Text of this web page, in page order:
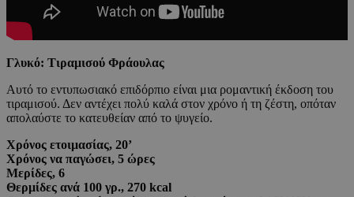
Γλυκό: Τιραμισού Φράουλας
Αυτό το εντυπωσιακό επιδόρπιο είναι μια ρομαντική έκδοση του
τιραμισού. Δεν αντέχει πολύ καλά στον χρόνο ή τη ζέστη, οπόταν
απολαύστε το κατευθείαν από το ψυγείο.
Χρόνος ετοιμασίας, 20’
Χρόνος να παγώσει, 5 ώρες
Μερίδες, 6
Θερμίδες ανά 100 γρ., 270 kcal